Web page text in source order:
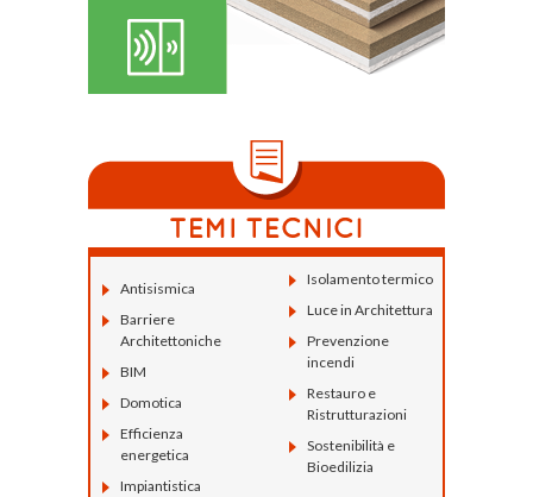
Antisismica
Barriere
Architettoniche
BIM
Domotica
Efficienza
energetica
Impiantistica
Isolamento termico
Luce in Architettura
Prevenzione
incendi
Restauro e
Ristrutturazioni
Sostenibilità e
Bioedilizia